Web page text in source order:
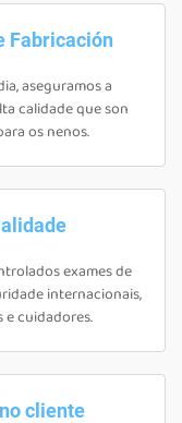
Fabricación
aseguramos a
calidade que son
os nenos.
exames de
internacionais,
cuidadores.
cliente